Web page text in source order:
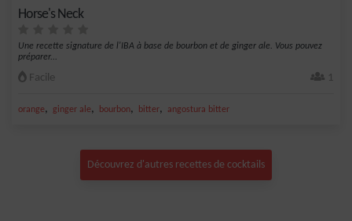
Horse's Neck
Une recette signature de l'IBA à base de bourbon et de ginger ale. Vous pouvez
préparer...
Facile 1
orange, ginger ale, bourbon, bitter, angostura bitter
Découvrez d'autres recettes de cocktails